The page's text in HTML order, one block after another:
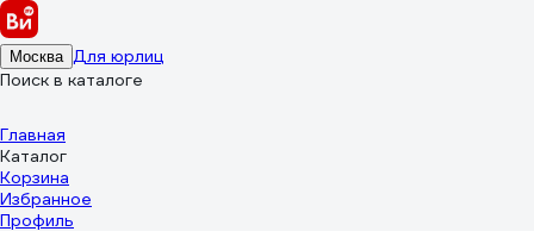
Москва Для юрлиц
Поиск в каталоге
Главная
Каталог
Корзина
Избранное
Профиль